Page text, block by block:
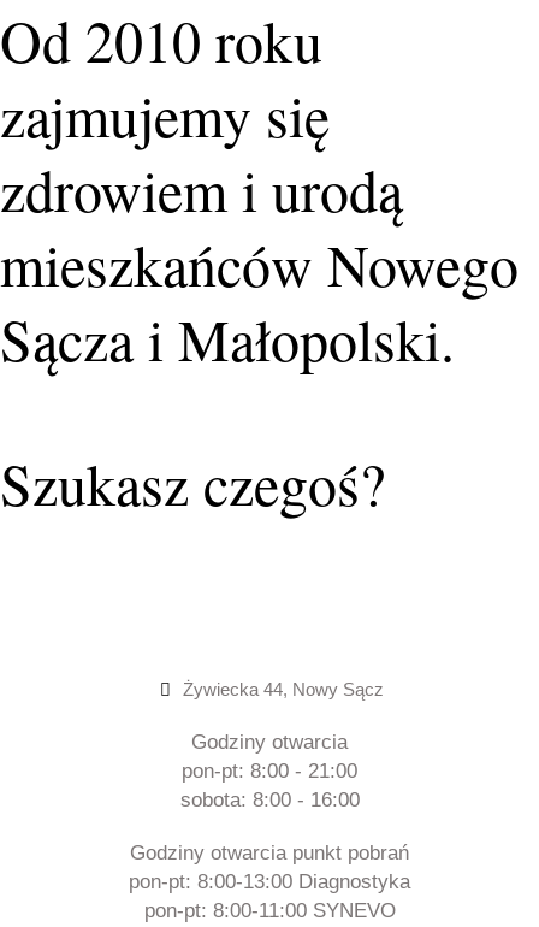
Od 2010 roku
zajmujemy się
zdrowiem i urodą
mieszkańców Nowego
Sącza i Małopolski.
Szukasz czegoś?
Żywiecka 44, Nowy Sącz
Godziny otwarcia
pon-pt: 8:00 - 21:00
sobota: 8:00 - 16:00
Godziny otwarcia punkt pobrań
pon-pt: 8:00-13:00 Diagnostyka
pon-pt: 8:00-11:00 SYNEVO